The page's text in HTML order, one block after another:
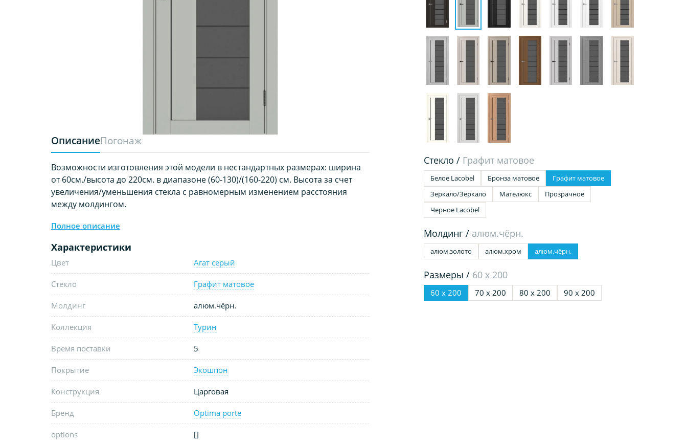
ОписаниеПогонаж
Возможности изготовления этой модели в нестандартных размерах: ширина
от 60см./высота до 220см. в диапазоне (60-130)/(160-220) см. Высота за счет
увеличения/уменьшения стекла с равномерным изменением расстояния
между молдингом.
Полное описание
Характеристики
Цвет Агат серый
Стекло Графит матовое
Молдинг алюм.чёрн.
Коллекция Турин
Время поставки 5
Покрытие Экошпон
Конструкция Царговая
Бренд Optima porte
options []
Стекло / Графит матовое
Белое Lacobel Бронза матовое
Графит матовое
Зеркало/Зеркало
Мателюкс
Прозрачное
Черное Lacobel
Молдинг / алюм.чёрн.
алюм.золото алюм.хром алюм.чёрн.
Размеры / 60 х 200
60 х 200 70 х 200 80 х 200 90 х 200